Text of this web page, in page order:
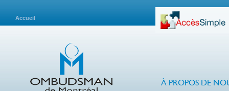
Accueil
À PROPOS DE